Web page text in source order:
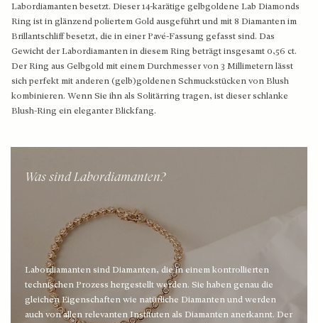
Diamant-Ohrringe
Perlen-Ohrringe
Ohrringe mit Steinen
Shop nach Material
Ohrringe aus Gelbgold
Weißgoldene Ohrringe
Klobige Gliederketten
Shop nach Material
Labordiamanten besetzt. Dieser 14-karätige gelbgoldene Lab Diamonds
Ring ist in glänzend poliertem Gold ausgeführt und mit 8 Diamanten im
Brillantschliff besetzt, die in einer Pavé-Fassung gefasst sind. Das
Gewicht der Labordiamanten in diesem Ring beträgt insgesamt 0,56 ct.
Der Ring aus Gelbgold mit einem Durchmesser von 3 Millimetern lässt
sich perfekt mit anderen (gelb)goldenen Schmuckstücken von Blush
kombinieren. Wenn Sie ihn als Solitärring tragen, ist dieser schlanke
Blush-Ring ein eleganter Blickfang.
Was sind Labordiamanten?
Labordiamanten sind Diamanten, die in einem kontrollierten
technischen Prozess hergestellt werden. Sie haben genau die
gleichen Eigenschaften wie natürliche Diamanten und werden
auch von allen relevanten Instituten als Diamanten anerkannt. Der